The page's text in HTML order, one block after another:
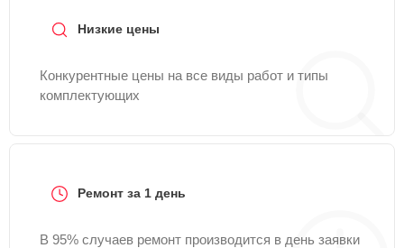
Низкие цены
Конкурентные цены на все виды работ и типы
комплектующих
Ремонт за 1 день
В 95% случаев ремонт производится в день заявки